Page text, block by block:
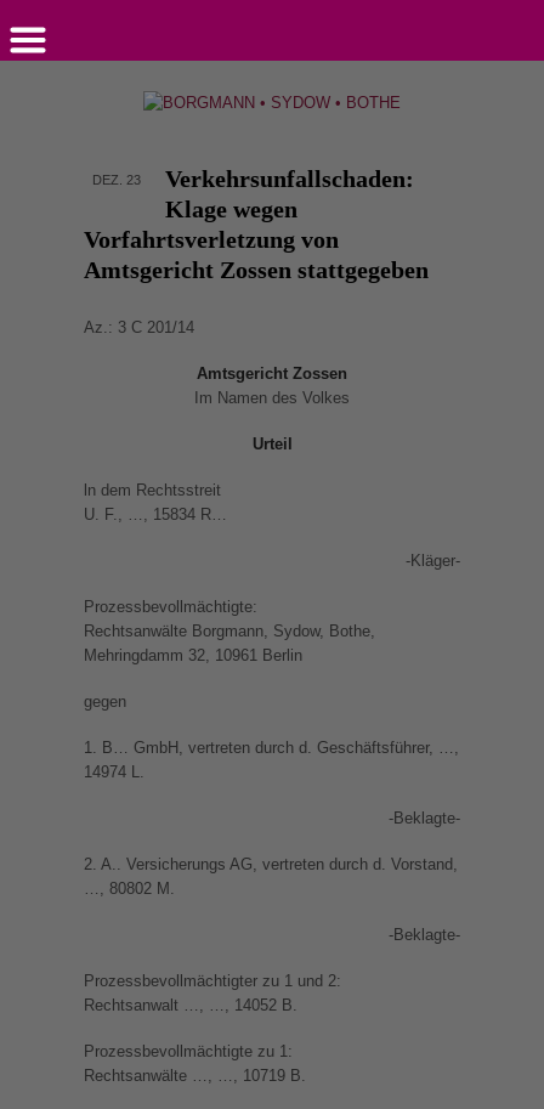
DEZ. 23
Verkehrsunfallschaden:
Klage wegen
Vorfahrtsverletzung von
Amtsgericht Zossen stattgegeben
Az.: 3 C 201/14
Amtsgericht Zossen
Im Namen des Volkes
Urteil
ln dem Rechtsstreit
U. F., …, 15834 R…
-Kläger-
Prozessbevollmächtigte:
Rechtsanwälte Borgmann, Sydow, Bothe,
Mehringdamm 32, 10961 Berlin
gegen
1. B… GmbH, vertreten durch d. Geschäftsführer, …,
14974 L.
-Beklagte-
2. A.. Versicherungs AG, vertreten durch d. Vorstand,
…, 80802 M.
-Beklagte-
Prozessbevollmächtigter zu 1 und 2:
Rechtsanwalt …, …, 14052 B.
Prozessbevollmächtigte zu 1:
Rechtsanwälte …, …, 10719 B.